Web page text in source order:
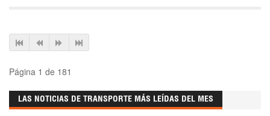
Página 1 de 181
LAS NOTICIAS DE TRANSPORTE MÁS LEÍDAS DEL MES